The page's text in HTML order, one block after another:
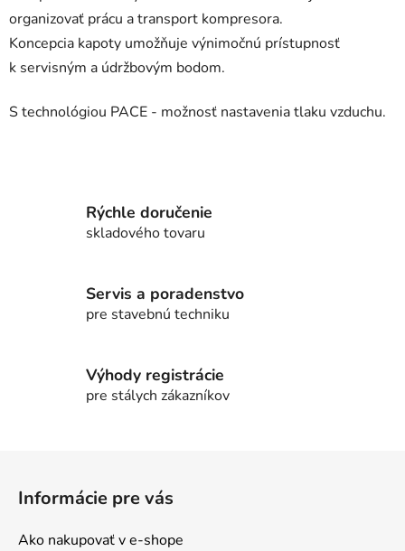
organizovať prácu a transport kompresora.
Koncepcia kapoty umožňuje výnimočnú prístupnosť
k servisným a údržbovým bodom.
S technológiou PACE - možnosť nastavenia tlaku vzduchu.
Rýchle doručenie
skladového tovaru
Servis a poradenstvo
pre stavebnú techniku
Výhody registrácie
pre stálych zákazníkov
Informácie pre vás
Ako nakupovať v e-shope